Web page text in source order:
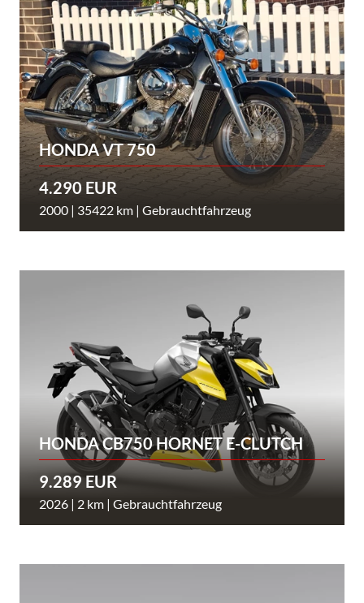
HONDA VT 750
4.290 EUR
2000 | 35422 km | Gebrauchtfahrzeug
HONDA CB750 HORNET E-CLUTCH
9.289 EUR
2026 | 2 km | Gebrauchtfahrzeug